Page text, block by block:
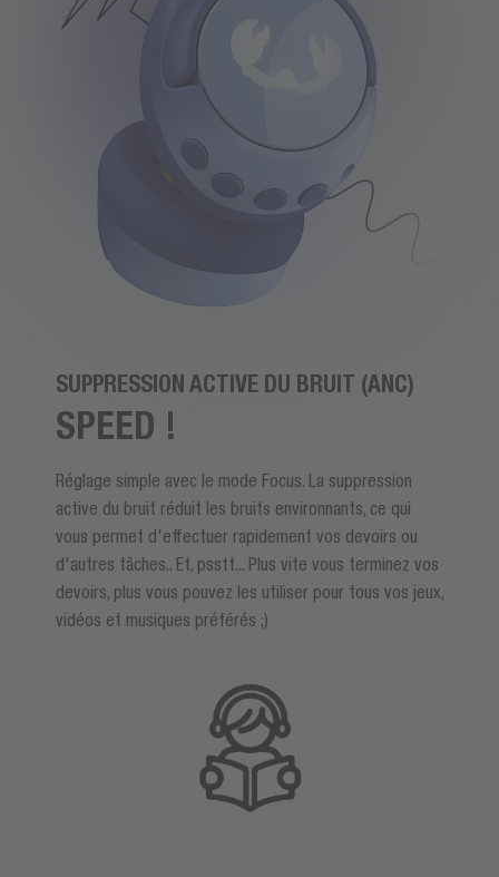
SUPPRESSION ACTIVE DU BRUIT (ANC)
SPEED !
Réglage simple avec le mode Focus. La suppression
active du bruit réduit les bruits environnants, ce qui
vous permet d'effectuer rapidement vos devoirs ou
d'autres tâches.. Et, psstt... Plus vite vous terminez vos
devoirs, plus vous pouvez les utiliser pour tous vos jeux,
vidéos et musiques préférés ;)